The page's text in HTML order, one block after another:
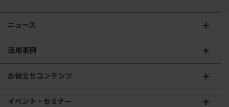
ニュース
活用事例
お役立ちコンテンツ
イベント・セミナー